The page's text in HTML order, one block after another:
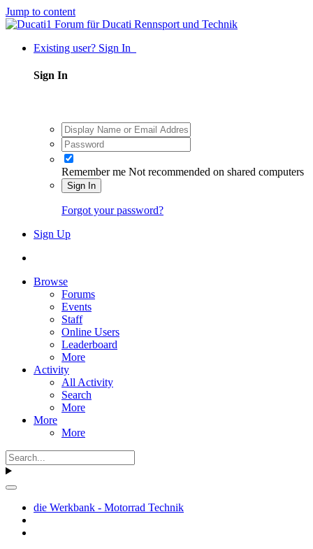
Jump to content
Existing user? Sign In
Sign In
Remember me Not recommended on shared computers
Sign In
Forgot your password?
Sign Up
Browse
Forums
Events
Staff
Online Users
Leaderboard
More
Activity
All Activity
Search
More
More
More
die Werkbank - Motorrad Technik